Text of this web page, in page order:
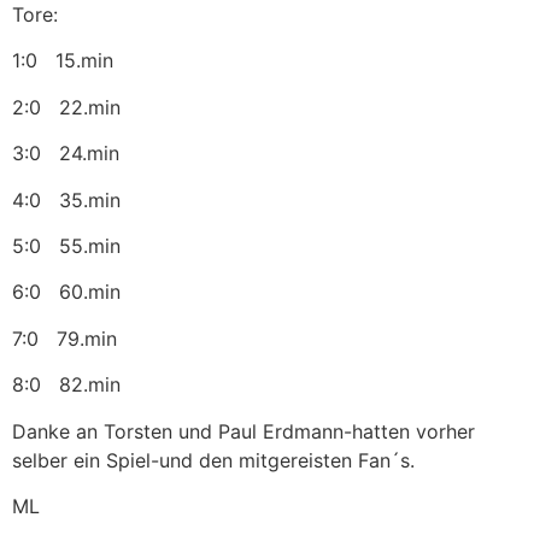
Tore:
1:0 15.min
2:0 22.min
3:0 24.min
4:0 35.min
5:0 55.min
6:0 60.min
7:0 79.min
8:0 82.min
Danke an Torsten und Paul Erdmann-hatten vorher
selber ein Spiel-und den mitgereisten Fan´s.
ML